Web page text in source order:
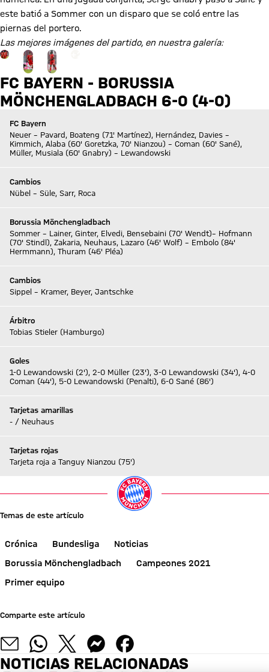
este batió a Sommer con un disparo que se coló entre las
piernas del portero.
Las mejores imágenes del partido, en nuestra galería:
Ir a la página de la galería: Ver galería
FC BAYERN - BORUSSIA
MÖNCHENGLADBACH 6-0 (4-0)
FC Bayern
Neuer – Pavard, Boateng (71' Martínez), Hernández, Davies –
Kimmich, Alaba (60' Goretzka, 70' Nianzou) – Coman (60' Sané),
Müller, Musiala (60' Gnabry) – Lewandowski
Cambios
Nübel – Süle, Sarr, Roca
Borussia Mönchengladbach
Sommer – Lainer, Ginter, Elvedi, Bensebaini (70' Wendt)– Hofmann
(70' Stindl), Zakaria, Neuhaus, Lazaro (46' Wolf) – Embolo (84'
Hermmann), Thuram (46' Pléa)
Cambios
Sippel – Kramer, Beyer, Jantschke
Árbitro
Tobias Stieler (Hamburgo)
Goles
1-0 Lewandowski (2'), 2-0 Müller (23'), 3-0 Lewandowski (34'), 4-0
Coman (44'), 5-0 Lewandowski (Penalti), 6-0 Sané (86')
Tarjetas amarillas
- / Neuhaus
Tarjetas rojas
Tarjeta roja a Tanguy Nianzou (75')
Temas de este artículo
Crónica Bundesliga
Noticias
Borussia Mönchengladbach
Campeones 2021
Primer equipo
Comparte este artículo
NOTICIAS RELACIONADAS